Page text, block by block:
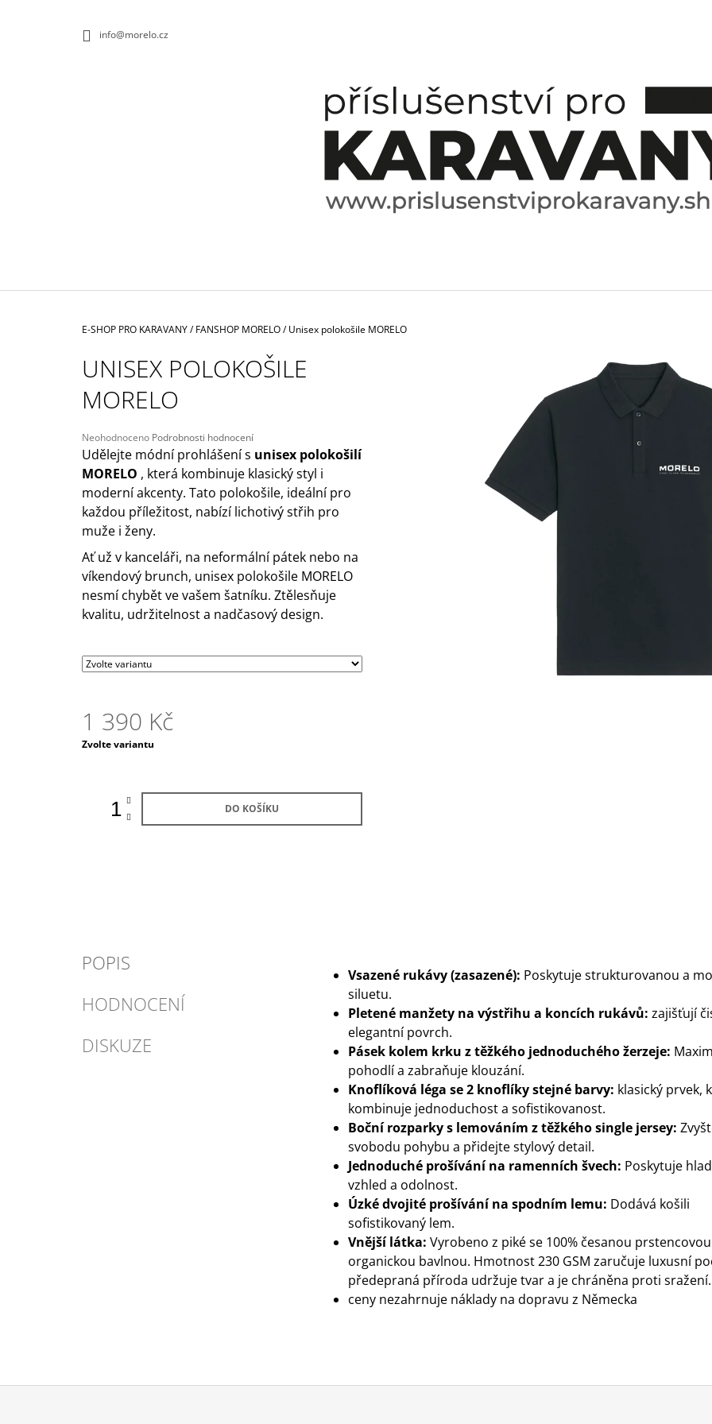
info@morelo.cz
Domů
E-SHOP PRO KARAVANY/ FANSHOP MORELO/ Unisex polokošile MORELO
UNISEX POLOKOŠILE
MORELO
Průměrné
hodnocení
produktu
je
0,0
z
hvězdiček.
Neohodnoceno Podrobnosti hodnocení
Udělejte módní prohlášení s unisex polokošilí
MORELO , která kombinuje klasický styl i
moderní akcenty. Tato polokošile, ideální pro
každou příležitost, nabízí lichotivý střih pro
muže i ženy.
Ať už v kanceláři, na neformální pátek nebo na
víkendový brunch, unisex polokošile MORELO
nesmí chybět ve vašem šatníku. Ztělesňuje
kvalitu, udržitelnost a nadčasový design.
1 390 Kč
Měrná
Zvolte variantu
DO KOŠÍKU
POPIS
HODNOCENÍ
DISKUZE
Vsazené rukávy (zasazené): Poskytuje strukturovanou a
siluetu.
Pletené manžety na výstřihu a koncích rukávů: zajišťují
elegantní povrch.
Pásek kolem krku z těžkého jednoduchého žerzeje:
pohodlí a zabraňuje klouzání.
Knoflíková léga se 2 knoflíky stejné barvy: klasický prvek,
kombinuje jednoduchost a sofistikovanost.
Boční rozparky s lemováním z těžkého single jersey:
svobodu pohybu a přidejte stylový detail.
Jednoduché prošívání na ramenních švech: Poskytuje
vzhled a odolnost.
Úzké dvojité prošívání na spodním lemu: Dodává košili
sofistikovaný lem.
Vnější látka: Vyrobeno z piké se 100% česanou prstencovou
organickou bavlnou. Hmotnost 230 GSM zaručuje luxusní
předepraná příroda udržuje tvar a je chráněna proti sražení.
ceny nezahrnuje náklady na dopravu z Německa
CO POTŘEBUJETE NAJÍT?
HLEDAT
DOPORUČUJEME
209 Kč
Původně:245 Kč
BRUNNER
Původně: 127